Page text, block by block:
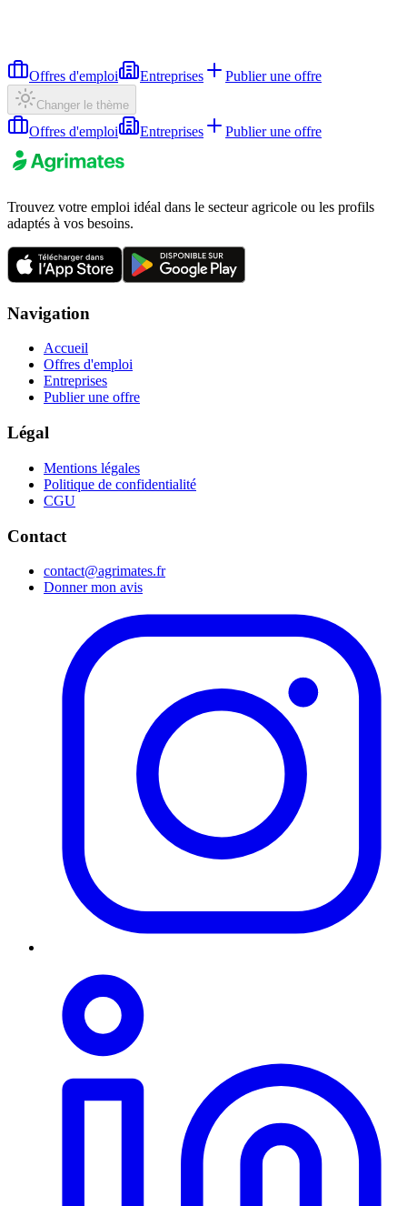
Offres d'emploi Entreprises Publier une offre
Changer le thème
Offres d'emploi Entreprises Publier une offre
Trouvez votre emploi idéal dans le secteur agricole ou les profils
adaptés à vos besoins.
Navigation
Accueil
Offres d'emploi
Entreprises
Publier une offre
Légal
Mentions légales
Politique de confidentialité
CGU
Contact
contact@agrimates.fr
Donner mon avis